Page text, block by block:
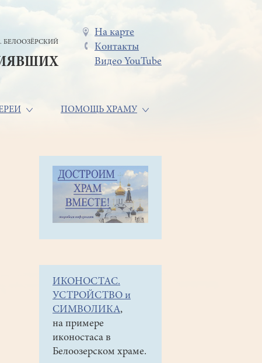
БЕЛООЗЁРСКИЙ
Меню
в
На карте
Контакты
Видео YouTube
ПОМОЩЬ ХРАМУ
ИКОНОСТАС.
УСТРОЙСТВО и
СИМВОЛИКА,
на примере
иконостаса в
Белоозерском храме.